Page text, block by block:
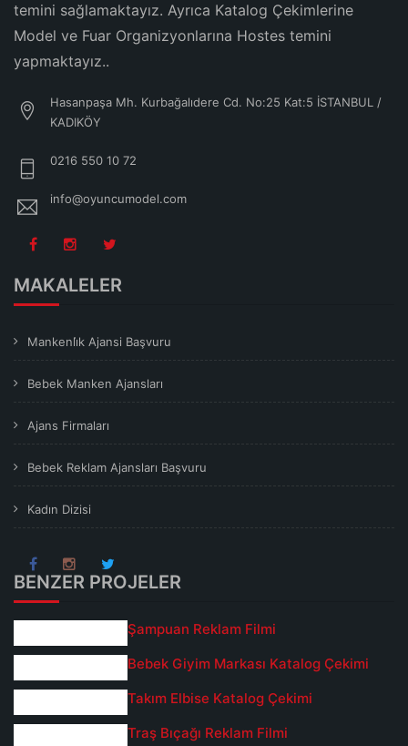
temini sağlamaktayız. Ayrıca Katalog Çekimlerine
Model ve Fuar Organizyonlarına Hostes temini
yapmaktayız..
Hasanpaşa Mh. Kurbağalıdere Cd. No:25 Kat:5 İSTANBUL /
KADIKÖY
0216 550 10 72
info@oyuncumodel.com
MAKALELER
Mankenli̇k Ajansi Başvuru
Bebek Manken Ajansları
Ajans Firmaları
Bebek Reklam Ajansları Başvuru
Kadın Dizisi
BENZER PROJELER
Şampuan Reklam Filmi
Bebek Giyim Markası Katalog Çekimi
Takım Elbise Katalog Çekimi
Traş Bıçağı Reklam Filmi